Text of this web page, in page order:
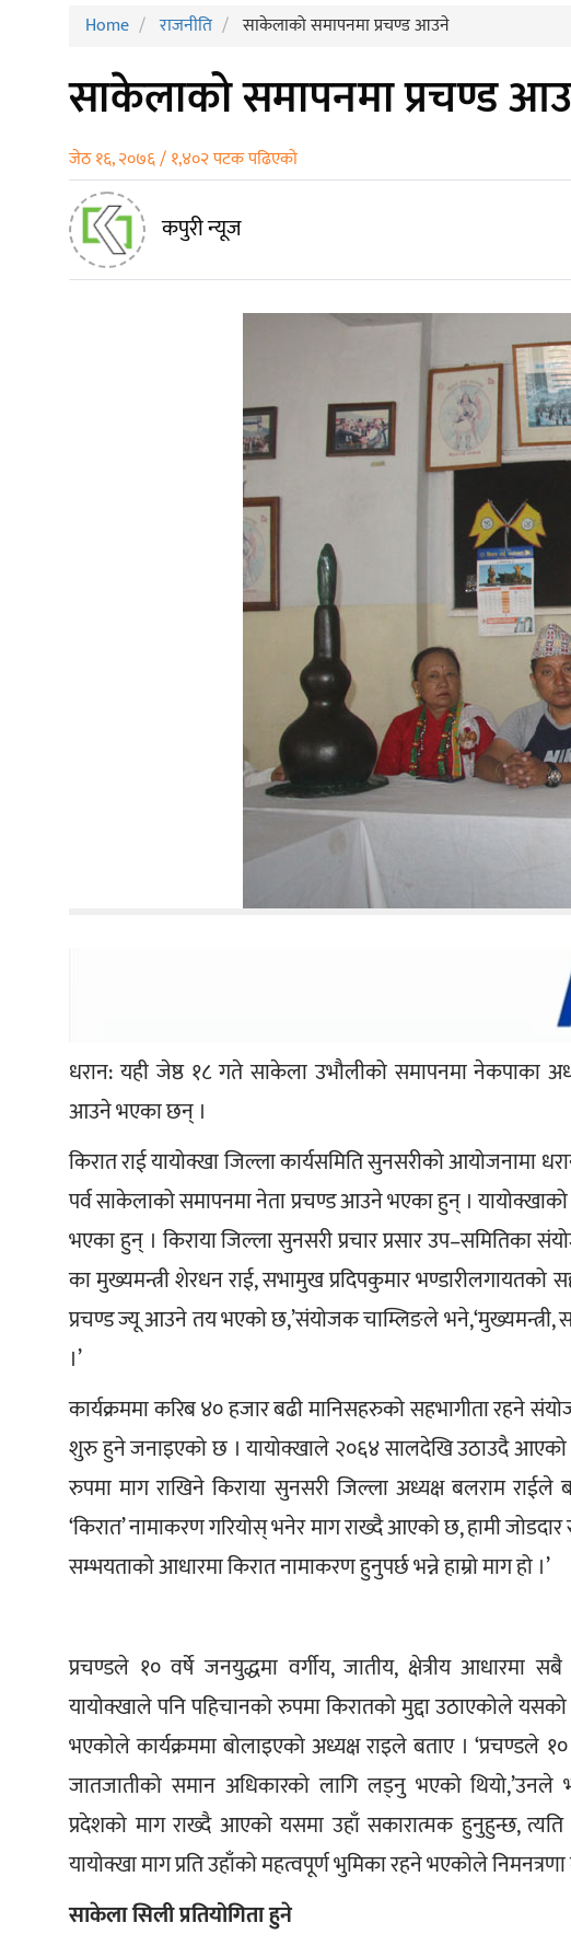
Home राजनीति साकेलाको समापनमा प्रचण्ड आउने
साकेलाको समापनमा प्रचण्ड
जेठ १६, २०७६ / १,४०२ पटक पढिएको
कपुरी न्यूज
धरान: यही जेष्ठ १८ गते साकेला उभौलीको समापनमा नेकपाका
आउने भएका छन् ।
किरात राई यायोक्खा जिल्ला कार्यसमिति सुनसरीको आयोजनामा
पर्व साकेलाको समापनमा नेता प्रचण्ड आउने भएका हुन् ।
भएका हुन् । किराया जिल्ला सुनसरी प्रचार प्रसार उप–समितिका
का मुख्यमन्त्री शेरधन राई, सभामुख प्रदिपकुमार भण्डारीलगायतको
प्रचण्ड ज्यू आउने तय भएको छ,’संयोजक चाम्लिङले भने,‘मुख्यमन्त्री,
।’
कार्यक्रममा करिब ४० हजार बढी मानिसहरुको सहभागीता रहने
शुरु हुने जनाइएको छ । यायोक्खाले २०६४ सालदेखि उठाउदै आएको
रुपमा माग राखिने किराया सुनसरी जिल्ला अध्यक्ष बलराम
‘किरात’ नामाकरण गरियोस् भनेर माग राख्दै आएको छ, हामी
सम्भयताको आधारमा किरात नामाकरण हुनुपर्छ भन्ने हाम्रो माग हो ।’
प्रचण्डले १० वर्षे जनयुद्धमा वर्गीय, जातीय, क्षेत्रीय
यायोक्खाले पनि पहिचानको रुपमा किरातको मुद्दा उठाएकोले
भएकोले कार्यक्रममा बोलाइएको अध्यक्ष राइले बताए । ‘प्रचण्डले
जातजातीको समान अधिकारको लागि लड्नु भएको थियो,’उनले
प्रदेशको माग राख्दै आएको यसमा उहाँ सकारात्मक हुनुहुन्छ,
यायोक्खा माग प्रति उहाँको महत्वपूर्ण भुमिका रहने भएकोले निमनत्रणा
साकेला सिली प्रतियोगिता हुने